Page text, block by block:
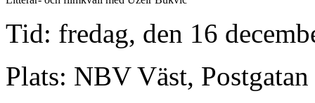
Tid: fredag, den 16
Plats: NBV Väst,